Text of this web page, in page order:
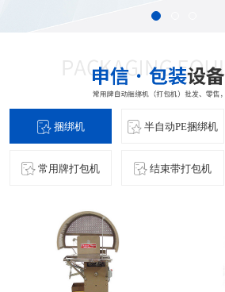
捆绑机 半自动PE捆绑机
常用牌打包机 结束带打包机